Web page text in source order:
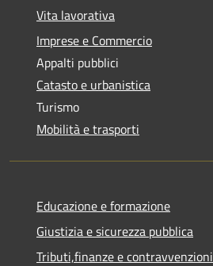
Vita lavorativa
Imprese e Commercio
Appalti pubblici
Catasto e urbanistica
Turismo
Mobilità e trasporti
Educazione e formazione
Giustizia e sicurezza pubblica
Tributi,finanze e contravvenzioni